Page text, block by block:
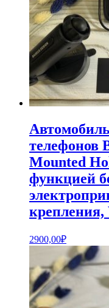
телефонов
Mounted
функцией
2900,00₽